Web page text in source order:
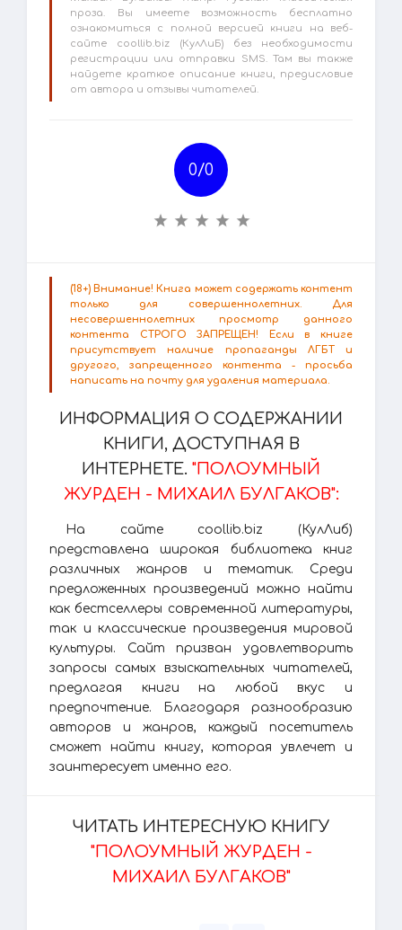
проза. Вы имеете возможность бесплатно
ознакомиться с полной версией книги на веб-
сайте coollib.biz (КулЛиБ) без необходимости
регистрации или отправки SMS. Там вы также
найдете краткое описание книги, предисловие
от автора и отзывы читателей.
0/0
(18+) Внимание! Книга может содержать контент
только для совершеннолетних. Для
несовершеннолетних просмотр данного
контента СТРОГО ЗАПРЕЩЕН! Если в книге
присутствует наличие пропаганды ЛГБТ и
другого, запрещенного контента - просьба
написать на почту для удаления материала.
ИНФОРМАЦИЯ О СОДЕРЖАНИИ
КНИГИ, ДОСТУПНАЯ В
ИНТЕРНЕТЕ. "ПОЛОУМНЫЙ
ЖУРДЕН - МИХАИЛ БУЛГАКОВ":
На сайте coollib.biz (КулЛиб)
представлена широкая библиотека книг
различных жанров и тематик. Среди
предложенных произведений можно найти
как бестселлеры современной литературы,
так и классические произведения мировой
культуры. Сайт призван удовлетворить
запросы самых взыскательных читателей,
предлагая книги на любой вкус и
предпочтение. Благодаря разнообразию
авторов и жанров, каждый посетитель
сможет найти книгу, которая увлечет и
заинтересует именно его.
ЧИТАТЬ ИНТЕРЕСНУЮ КНИГУ
"ПОЛОУМНЫЙ ЖУРДЕН -
МИХАИЛ БУЛГАКОВ"